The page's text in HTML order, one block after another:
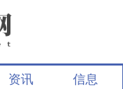
资讯 信息